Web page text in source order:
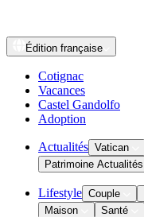
Édition française
Cotignac
Vacances
Castel Gandolfo
Adoption
Actualités Vatican
Patrimoine Actualités
Lifestyle Couple
Maison
Santé